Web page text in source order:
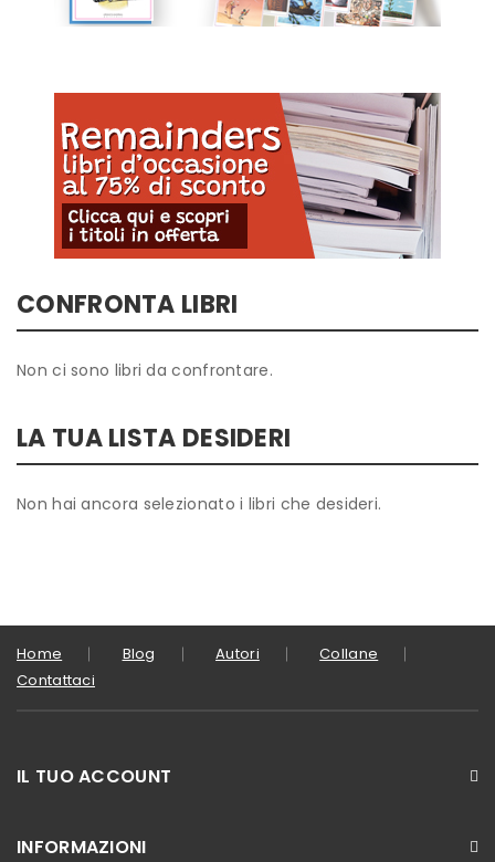
CONFRONTA LIBRI
Non ci sono libri da confrontare.
LA TUA LISTA DESIDERI
Non hai ancora selezionato i libri che desideri.
Home Blog Autori
Collane
Contattaci
IL TUO ACCOUNT
INFORMAZIONI